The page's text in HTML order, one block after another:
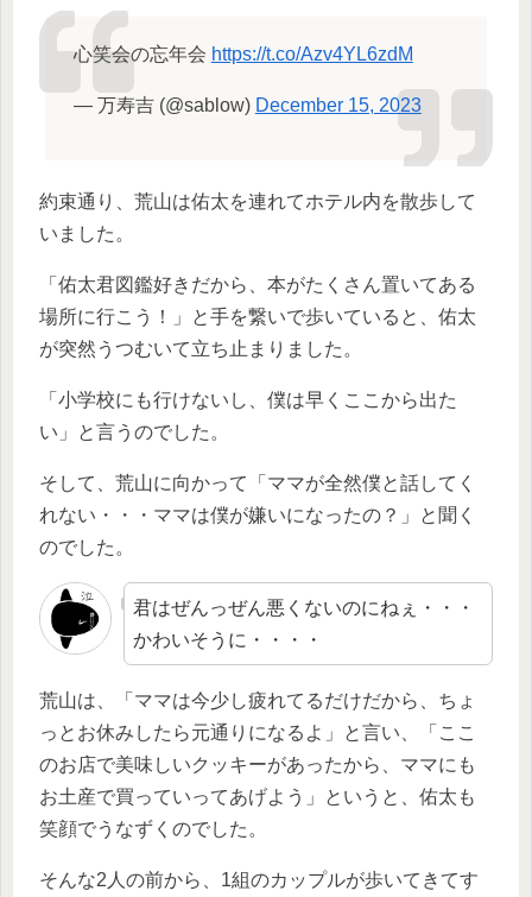
心笑会の忘年会 https://t.co/Azv4YL6zdM
— 万寿吉 (@sablow) December 15, 2023
約束通り、荒山は佑太を連れてホテル内を散歩して
いました。
「佑太君図鑑好きだから、本がたくさん置いてある
場所に行こう！」と手を繋いで歩いていると、佑太
が突然うつむいて立ち止まりました。
「小学校にも行けないし、僕は早くここから出た
い」と言うのでした。
そして、荒山に向かって「ママが全然僕と話してく
れない・・・ママは僕が嫌いになったの？」と聞く
のでした。
君はぜんっぜん悪くないのにねぇ・・・
かわいそうに・・・・
荒山は、「ママは今少し疲れてるだけだから、ちょ
っとお休みしたら元通りになるよ」と言い、「ここ
のお店で美味しいクッキーがあったから、ママにも
お土産で買っていってあげよう」というと、佑太も
笑顔でうなずくのでした。
そんな2人の前から、1組のカップルが歩いてきてす